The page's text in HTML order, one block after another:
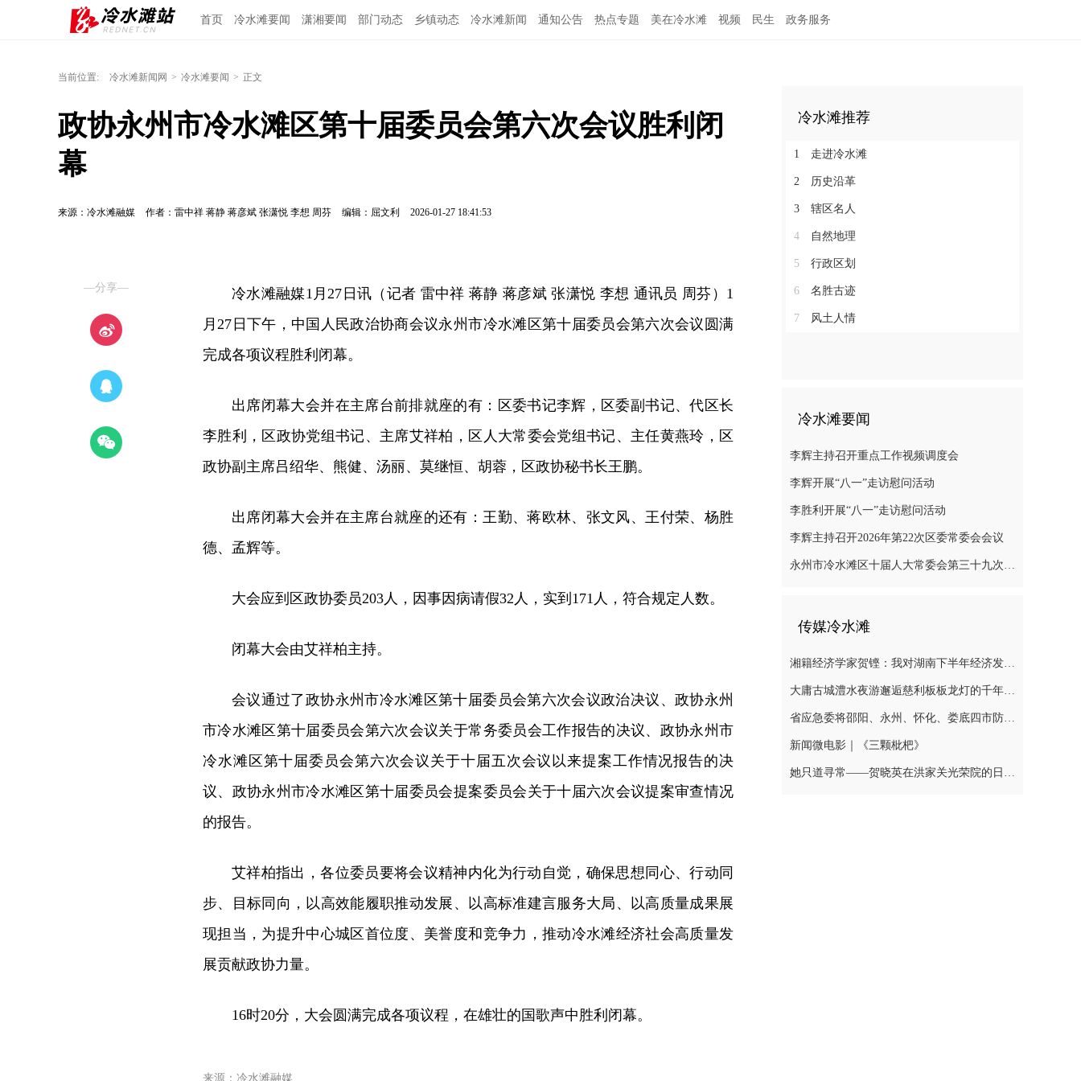
首页 冷水滩要闻 潇湘要闻 部门动态 乡镇动态 冷水滩新闻 通知公告 热点专题 美在冷水滩 视频 民生 政务服务
当前位置: 冷水滩新闻网 > 冷水滩要闻 > 正文
政协永州市冷水滩区第十届委员会第六次会议胜利闭
幕
来源：冷水滩融媒 作者：雷中祥 蒋静 蒋彦斌 张潇悦 李想 周芬 编辑：屈文利 2026-01-27 18:41:53
—分享—
冷水滩融媒1月27日讯（记者 雷中祥 蒋静 蒋彦斌 张潇悦 李想 通讯员 周芬）1
月27日下午，中国人民政治协商会议永州市冷水滩区第十届委员会第六次会议圆满
完成各项议程胜利闭幕。
出席闭幕大会并在主席台前排就座的有：区委书记李辉，区委副书记、代区长
李胜利，区政协党组书记、主席艾祥柏，区人大常委会党组书记、主任黄燕玲，区
政协副主席吕绍华、熊健、汤丽、莫继恒、胡蓉，区政协秘书长王鹏。
出席闭幕大会并在主席台就座的还有：王勤、蒋欧林、张文风、王付荣、杨胜
德、孟辉等。
大会应到区政协委员203人，因事因病请假32人，实到171人，符合规定人数。
闭幕大会由艾祥柏主持。
会议通过了政协永州市冷水滩区第十届委员会第六次会议政治决议、政协永州
市冷水滩区第十届委员会第六次会议关于常务委员会工作报告的决议、政协永州市
冷水滩区第十届委员会第六次会议关于十届五次会议以来提案工作情况报告的决
议、政协永州市冷水滩区第十届委员会提案委员会关于十届六次会议提案审查情况
的报告。
艾祥柏指出，各位委员要将会议精神内化为行动自觉，确保思想同心、行动同
步、目标同向，以高效能履职推动发展、以高标准建言服务大局、以高质量成果展
现担当，为提升中心城区首位度、美誉度和竞争力，推动冷水滩经济社会高质量发
展贡献政协力量。
16时20分，大会圆满完成各项议程，在雄壮的国歌声中胜利闭幕。
来源：冷水滩融媒
冷水滩推荐
1 走进冷水滩
2 历史沿革
3 辖区名人
4 自然地理
5 行政区划
6 名胜古迹
7 风土人情
冷水滩要闻
李辉主持召开重点工作视频调度会
李辉开展“八一”走访慰问活动
李胜利开展“八一”走访慰问活动
李辉主持召开2026年第22次区委常委会会议
永州市冷水滩区十届人大常委会第三十九次会议召开
传媒冷水滩
湘籍经济学家贺铿：我对湖南下半年经济发展有信心
大庸古城澧水夜游邂逅慈利板板龙灯的千年浪漫
省应急委将邵阳、永州、怀化、娄底四市防汛抗灾应急响应提升至三级
新闻微电影｜《三颗枇杷》
她只道寻常——贺晓英在洪家关光荣院的日与夜